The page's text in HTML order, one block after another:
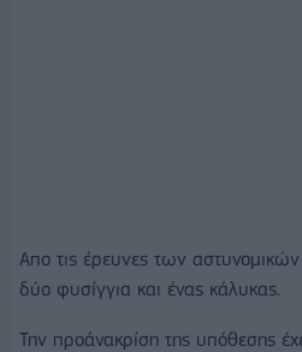
Απο τις έρευνες των αστυνομικών
δύο φυσίγγια και ένας κάλυκας.
Την προάνακρίση της υπόθεσης